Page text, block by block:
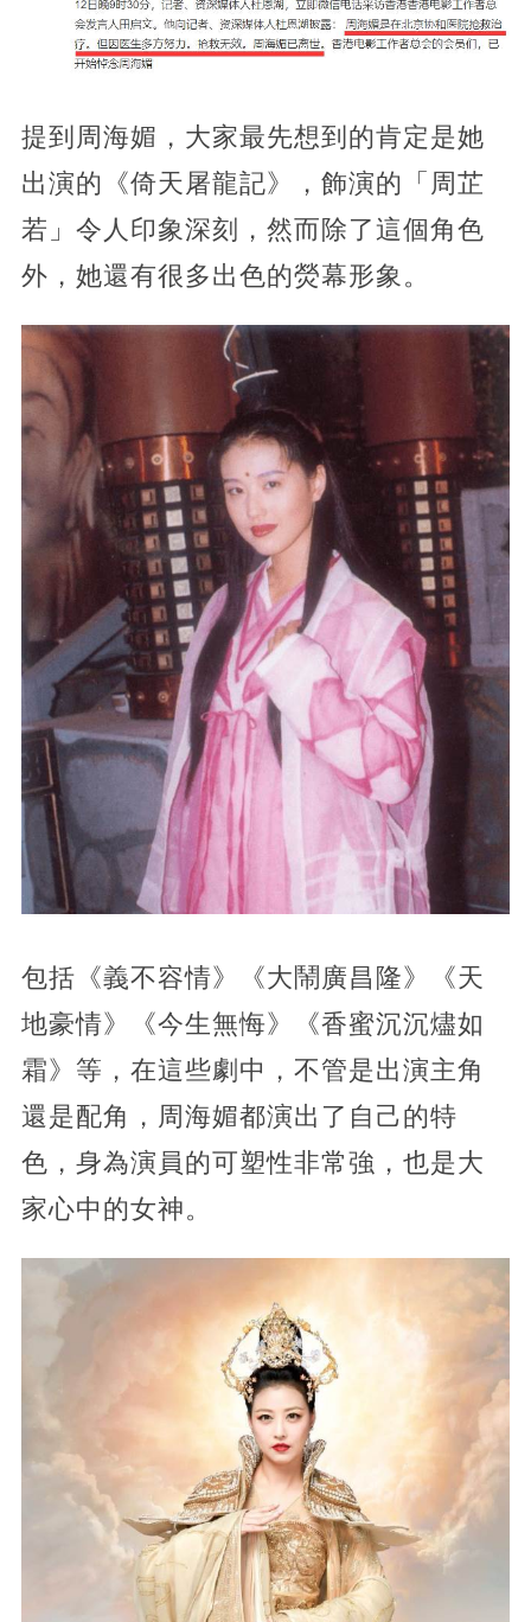
提到周海媚，大家最先想到的肯定是她
出演的《倚天屠龍記》，飾演的「周芷
若」令人印象深刻，然而除了這個角色
外，她還有很多出色的熒幕形象。
包括《義不容情》《大鬧廣昌隆》《天
地豪情》《今生無悔》《香蜜沉沉燼如
霜》等，在這些劇中，不管是出演主角
還是配角，周海媚都演出了自己的特
色，身為演員的可塑性非常強，也是大
家心中的女神。